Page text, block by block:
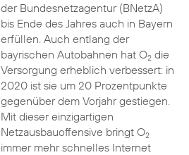
der Bundesnetzagentur (BNetzA)
bis Ende des Jahres auch in Bayern
erfüllen. Auch entlang der
bayrischen Autobahnen hat O2die
Versorgung erheblich verbessert: in
2020 ist sie um 20 Prozentpunkte
gegenüber dem Vorjahr gestiegen.
Mit dieser einzigartigen
Netzausbauoffensive bringt O2
immer mehr schnelles Internet